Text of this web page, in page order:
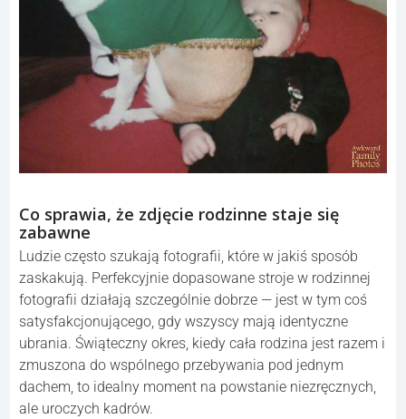
Co sprawia, że zdjęcie rodzinne staje się
zabawne
Ludzie często szukają fotografii, które w jakiś sposób
zaskakują. Perfekcyjnie dopasowane stroje w rodzinnej
fotografii działają szczególnie dobrze — jest w tym coś
satysfakcjonującego, gdy wszyscy mają identyczne
ubrania. Świąteczny okres, kiedy cała rodzina jest razem i
zmuszona do wspólnego przebywania pod jednym
dachem, to idealny moment na powstanie niezręcznych,
ale uroczych kadrów.